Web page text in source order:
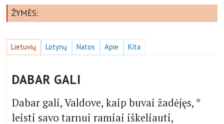
ŽYMĖS:
Lietuvių Lotynų Natos Apie Kita
DABAR GALI
Dabar gali, Valdove, kaip buvai žadėjęs, *
leisti savo tarnui ramiai iškeliauti,